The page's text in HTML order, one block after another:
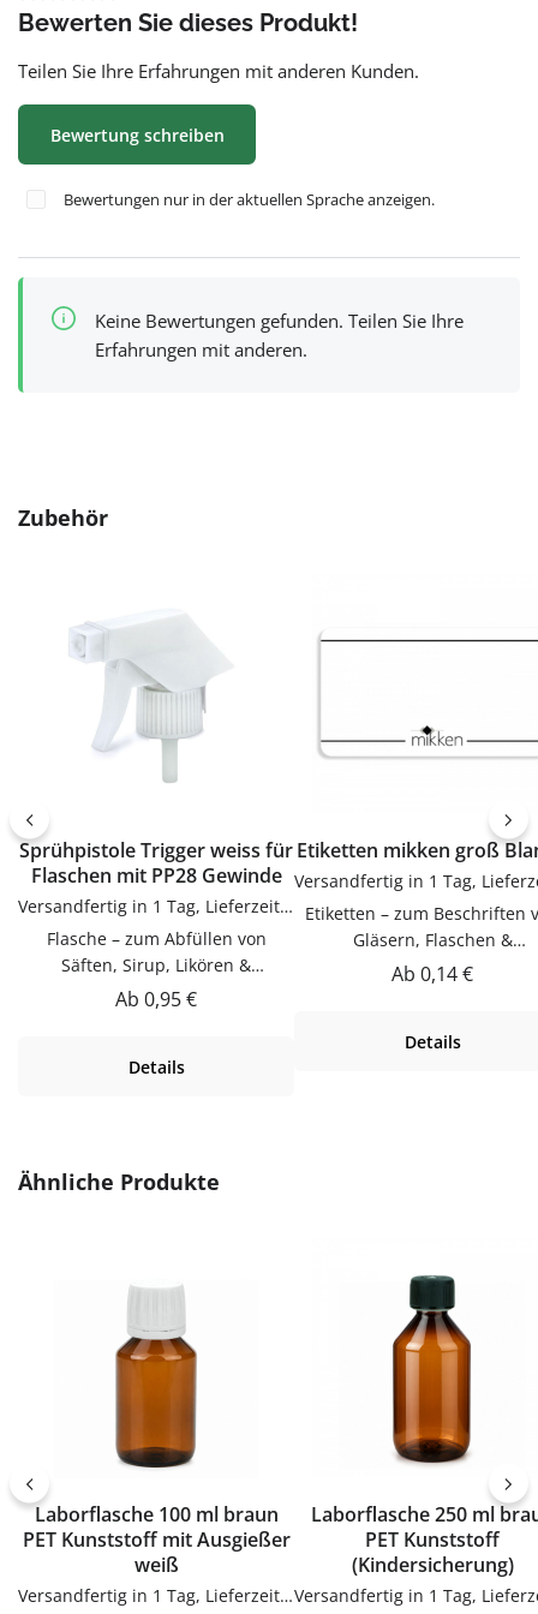
Bewerten Sie dieses Produkt!
Teilen Sie Ihre Erfahrungen mit anderen Kunden.
Bewertung schreiben
Bewertungen nur in der aktuellen Sprache anzeigen.
Keine Bewertungen gefunden. Teilen Sie Ihre
Erfahrungen mit anderen.
Produktgalerie überspringen
Zubehör
Sprühpistole Trigger weiss für
Flaschen mit PP28 Gewinde
Versandfertig in 1 Tag, Lieferzeit 1-3 Tage
Flasche – zum Abfüllen von
Säften, Sirup, Likören &
ÖlenDieser Flasche ist zum
verarbeitet und für den täglichen
weiteren Flüssigkeiten –
Wasser ausspülenReinigung von
lassenJetzt bestellenBestelle
deinen Flasche bequem online
Regulärer Preis:
Ab 0,95 €
Details
Etiketten mikken groß
Etiketten – zum Beschriften
Gläsern, Flaschen &
DosenEtiketten zum
Vorrat und Haushalt –
Etiketten bequem online
flaschen-glaeser-und-
Regulärer Preis:
Ab 0,14 €
Details
Produktgalerie überspringen
Ähnliche Produkte
Laborflasche 100 ml braun
PET Kunststoff mit Ausgießer
weiß
Versandfertig in 1 Tag, Lieferzeit 1-3 Tage
Laborflasche 250 ml braun
PET Kunststoff
(Kindersicherung)